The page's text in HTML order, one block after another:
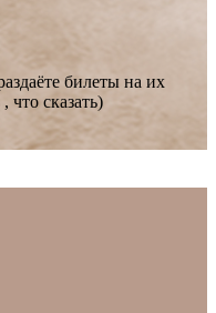
билеты на их
что сказать)